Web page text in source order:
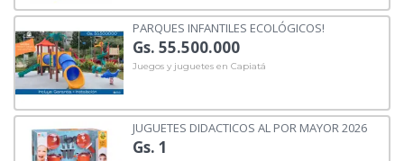
PARQUES INFANTILES ECOLÓGICOS!
Gs. 55.500.000
Juegos y juguetes en Capiatá
JUGUETES DIDACTICOS AL POR MAYOR 2026
Gs. 1